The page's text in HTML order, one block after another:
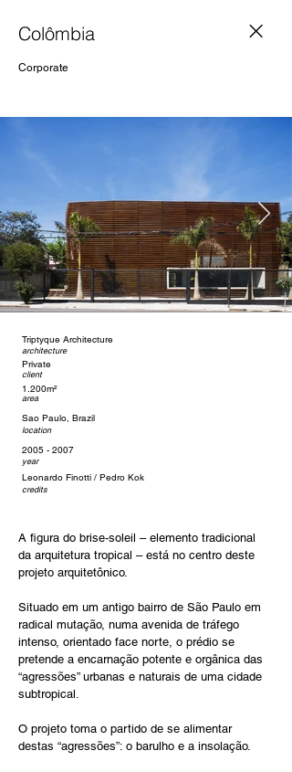
Colômbia
Corporate
architecture
Triptyque Architecture
Private
client
area
1.200m²
Sao Paulo, Brazil
location
year
2005 - 2007
Leonardo Finotti / Pedro Kok
credits
A figura do brise-soleil – elemento tradicional
da arquitetura tropical – está no centro deste
projeto arquitetônico.
Situado em um antigo bairro de São Paulo em
radical mutação, numa avenida de tráfego
intenso, orientado face norte, o prédio se
pretende a encarnação potente e orgânica das
“agressões” urbanas e naturais de uma cidade
subtropical.
O projeto toma o partido de se alimentar
destas “agressões”: o barulho e a insolação.